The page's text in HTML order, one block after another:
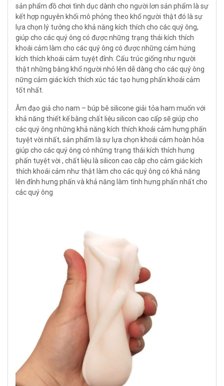
sản phẩm đồ chơi tình dục dành cho người lơn sản phẩm là sự
kết hợp nguyên khối mô phỏng theo khổ người thật đó là sự
lựa chọn lý tưởng cho khả năng kích thích cho các quý ông,
giúp cho các quý ông có được những trạng thái kích thích
khoái cảm làm cho các quý ông có được những cảm hứng
kích thích khoái cảm tuyệt đỉnh. Cấu trúc giống như người
thật những bằng khổ người nhỏ lên dễ dàng cho các quý ông
nững cảm giác kích thích xúc tác tạo hưng phấn khoái cảm
tốt nhất.
Âm đạo giả cho nam – búp bê silicone giải tỏa ham muốn với
khả năng thiết kế bằng chất liệu silicon cao cấp sẽ giúp cho
các quý ông những khả năng kích thích khoái cảm hưng phấn
tuyệt vời nhất, sản phẩm là sự lựa chọn khoái cảm hoàn hỏa
giúp cho các quý ông có những trạng thái kích thích hưng
phấn tuyệt vời , chất liệu là silicon cao câp cho cảm giác kích
thích khoái cảm như thật làm cho các quý ông có khả năng
lên đỉnh hưng phấn và khả năng làm tình hưng phấn nhất cho
các quý ông